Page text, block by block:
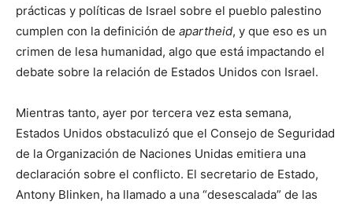
prácticas y políticas de Israel sobre el pueblo palestino
cumplen con la definición de apartheid, y que eso es un
crimen de lesa humanidad, algo que está impactando el
debate sobre la relación de Estados Unidos con Israel.
Mientras tanto, ayer por tercera vez esta semana,
Estados Unidos obstaculizó que el Consejo de Seguridad
de la Organización de Naciones Unidas emitiera una
declaración sobre el conflicto. El secretario de Estado,
Antony Blinken, ha llamado a una “desescalada” de las